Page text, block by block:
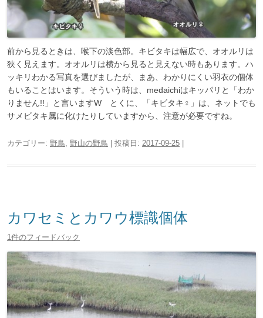
前から見るときは、喉下の淡色部。キビタキは幅広で、オオルリは
狭く見えます。オオルリは横から見ると見えない時もあります。ハ
ッキリわかる写真を選びましたが、まあ、わかりにくい羽衣の個体
もいることはいます。そういう時は、medaichiはキッパリと「わか
りません!!」と言いますW とくに、「キビタキ♀」は、ネットでも
サメビタキ属に化けたりしていますから、注意が必要ですね。
カテゴリー: 野鳥 野山の野鳥 | 投稿日: 2017-09-25 |
カワセミとカワウ標識個体
1件のフィードバック